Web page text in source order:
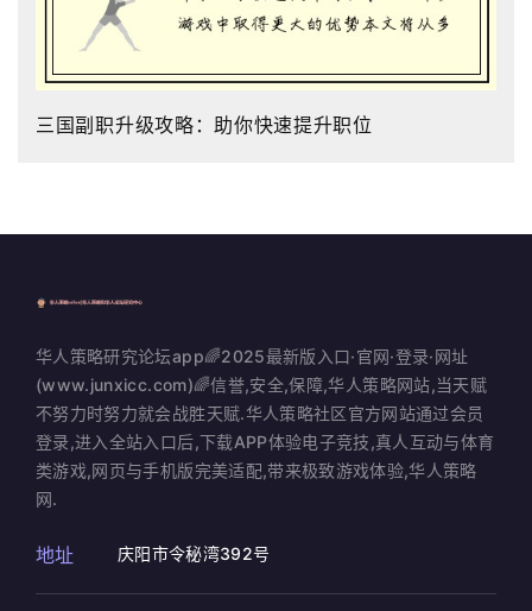
三国副职升级攻略：助你快速提升职位
华人策略研究论坛app🌈2025最新版入口·官网·登录·网址
(www.junxicc.com)🌈信誉,安全,保障,华人策略网站,当天赋
不努力时努力就会战胜天赋.华人策略社区官方网站通过会员
登录,进入全站入口后,下载APP体验电子竞技,真人互动与体育
类游戏,网页与手机版完美适配,带来极致游戏体验,华人策略
网.
地址 庆阳市令秘湾392号